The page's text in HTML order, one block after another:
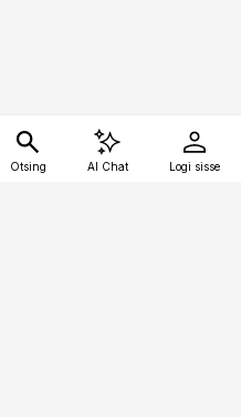
Otsing AI Chat Logi sisse